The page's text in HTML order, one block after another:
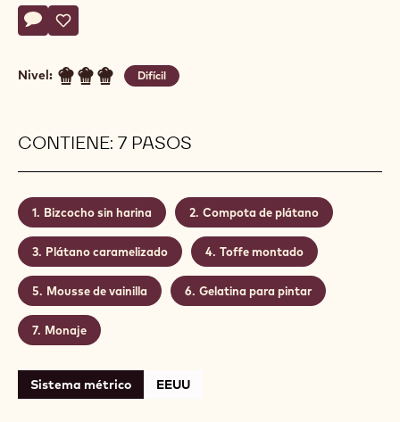
Actions
Escriba un comentario
- Banana split
Guardar
- Banana split
Nivel: Difícil
CONTIENE: 7 PASOS
Bizcocho sin harina Compota de plátano
Plátano caramelizado Toffe montado
Mousse de vainilla Gelatina para pintar
Monaje
Sistema métrico EEUU